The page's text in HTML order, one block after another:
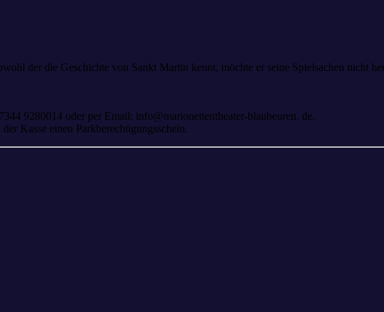
der die Geschichte von Sankt Martin kennt, möchte er seine Spielsachen nicht
9280014 oder per Email: info@marionettentheater-blaubeuren. de.
Kasse einen Parkberechtigungsschein.